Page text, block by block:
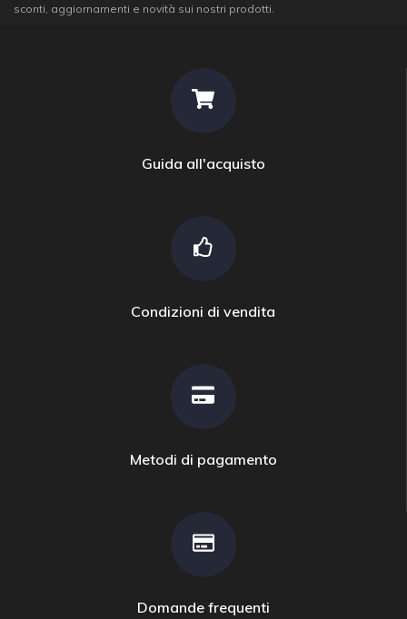
sconti, aggiornamenti e novità sui nostri prodotti.
Guida all'acquisto
Condizioni di vendita
Metodi di pagamento
Domande frequenti